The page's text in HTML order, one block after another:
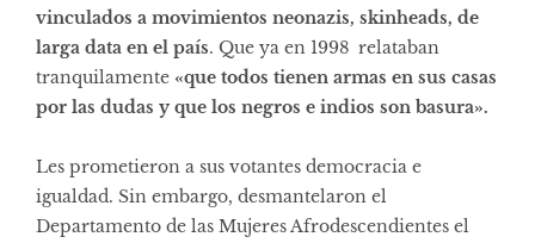
vinculados a movimientos neonazis, skinheads, de
larga data en el país. Que ya en 1998 relataban
tranquilamente «que todos tienen armas en sus casas
por las dudas y que los negros e indios son basura».
Les prometieron a sus votantes democracia e
igualdad. Sin embargo, desmantelaron el
Departamento de las Mujeres Afrodescendientes el